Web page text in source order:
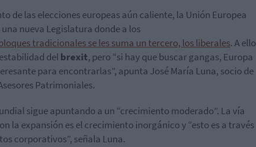
de las elecciones europeas aún caliente, la Unión Europea
nueva Legislatura donde a los
tradicionales se les suma un tercero, los liberales. A ello
delbrexit, pero “si hay que buscar gangas, Europa
para encontrarlas”, apunta José María Luna, socio de
Patrimoniales.
sigue apuntando a un “crecimiento moderado”. La vía
la expansión es el crecimiento inorgánico y “esto es a través
corporativos”, señala Luna.